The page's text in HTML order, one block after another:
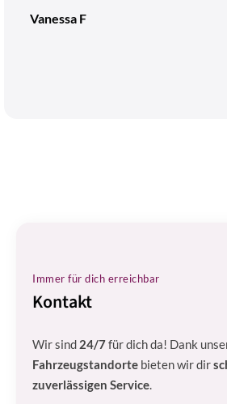
Vanessa F
Immer für dich erreichbar
Kontakt
Wir sind 24/7für dich da! Dank
Fahrzeugstandorte bieten wir dir
zuverlässigen Service.